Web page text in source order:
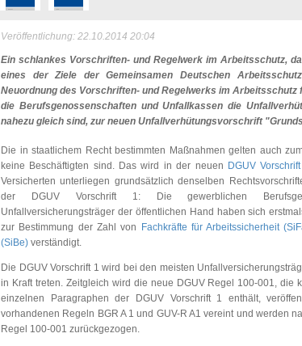
Veröffentlichung: 22.10.2014 20:04
Ein schlankes Vorschriften- und Regelwerk im Arbeitsschutz,
eines der Ziele der Gemeinsamen Deutschen
Neuordnung des Vorschriften- und Regelwerks im
die Berufsgenossenschaften und Unfallkassen die
nahezu gleich sind, zur neuen Unfallverhütungsvorschrift
Die in staatlichem Recht bestimmten Maßnahmen gelten auch
keine Beschäftigten sind. Das wird in der neuen DGUV
Versicherten unterliegen grundsätzlich denselben
der DGUV Vorschrift 1: Die gewerblichen
Unfallversicherungsträger der öffentlichen Hand haben sich
zur Bestimmung der Zahl von
Fachkräfte für Arbeitssicherheit
(SiBe) verständigt.
Die DGUV Vorschrift 1 wird bei den meisten
in Kraft treten. Zeitgleich wird die neue DGUV Regel 100-001, die
einzelnen Paragraphen der DGUV Vorschrift 1 enthält,
vorhandenen Regeln BGR A 1 und GUV-R A1 vereint und werden
Regel 100-001 zurückgezogen.